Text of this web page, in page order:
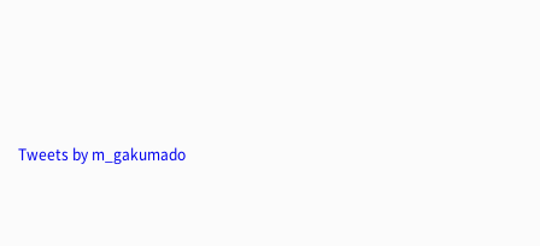
Tweets by m_gakumado